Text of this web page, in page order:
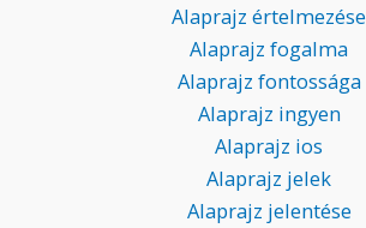
Alaprajz értelmezése
Alaprajz fogalma
Alaprajz fontossága
Alaprajz ingyen
Alaprajz ios
Alaprajz jelek
Alaprajz jelentése